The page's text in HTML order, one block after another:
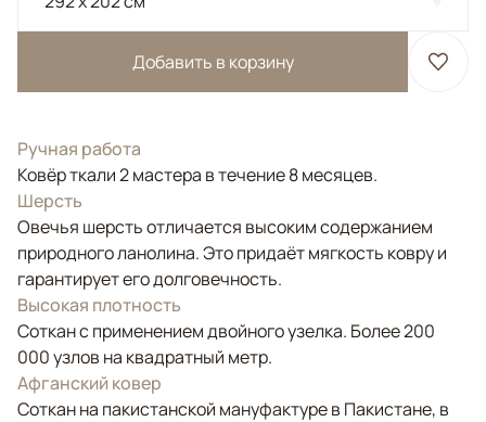
Добавить в корзину
Ручная работа
Ковёр ткали 2 мастера в течение 8 месяцев.
Шерсть
Овечья шерсть отличается высоким содержанием
природного ланолина. Это придаёт мягкость ковру и
гарантирует его долговечность.
Высокая плотность
Соткан с применением двойного узелка. Более 200
000 узлов на квадратный метр.
Афганский ковер
Соткан на пакистанской мануфактуре в Пакистане, в